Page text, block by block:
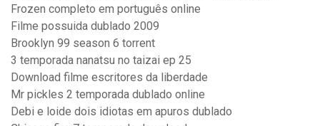
Frozen completo em português online
Filme possuida dublado 2009
Brooklyn 99 season 6 torrent
3 temporada nanatsu no taizai ep 25
Download filme escritores da liberdade
Mr pickles 2 temporada dublado online
Debi e loide dois idiotas em apuros dublado